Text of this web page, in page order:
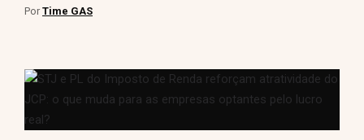
Por Time GAS